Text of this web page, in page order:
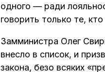
одного — ради
говорить только те,
Замминистра Олег
внесло в список, и
закона, безо всяких